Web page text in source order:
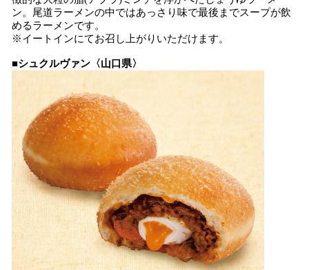
ン。尾道ラーメンの中ではあっさり味で最後までスープが飲
めるラーメンです。
※イートインにてお召し上がりいただけます。
■シュクルヴァン〈山口県〉